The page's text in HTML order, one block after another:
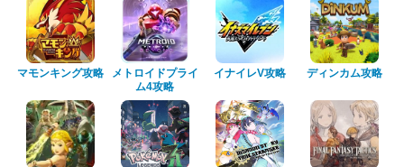
マモンキング攻略
メトロイドプライ
ム4攻略
イナイレV攻略 ディンカム攻略